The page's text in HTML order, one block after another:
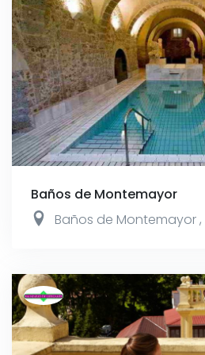
Baños de Montemayor
Baños de Montemayor,